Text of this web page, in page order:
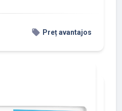
local_offer Preț avantajos